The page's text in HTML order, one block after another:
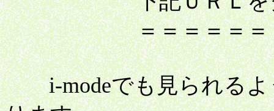
＝＝＝＝＝＝＝＝
i-modeでも見られるよ